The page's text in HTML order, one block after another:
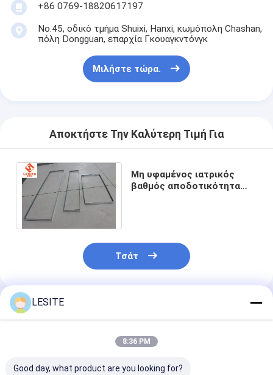
+86 0769-18820617197
No.45, οδικό τμήμα Shuixi, Hanxi, κωμόπολη Chashan,
πόλη Dongguan, επαρχία Γκουαγκντόνγκ
Μιλήστε τώρα.
Αποκτήστε Την Καλύτερη Τιμή Για
Μη υφαμένος ιατρικός
βαθμός αποδοτικότητα
Τσάτ
Συνιστώμενα Προϊόντα
LESITE
8:36 PM
Good day, what product are you looking for?